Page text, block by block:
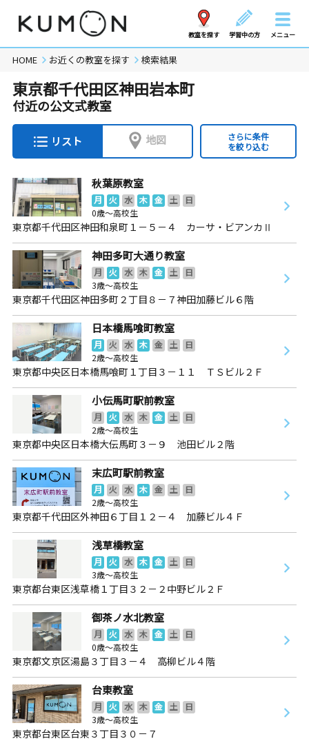
教室を探す 学習中の方 メニュー
HOME お近くの教室を探す 検索結果
東京都千代田区神田岩本町
付近の公文式教室
リスト 地図
さらに条件
を絞り込む
秋葉原教室
月 火 水 木 金 土
日
0歳～高校生
東京都千代田区神田和泉町１－５－４ カーサ・ビアンカⅡ
神田多町大通り教室
月 火 水 木 金 土
日
3歳～高校生
東京都千代田区神田多町２丁目８－７神田加藤ビル６階
日本橋馬喰町教室
月 火 水 木 金 土
日
2歳～高校生
東京都中央区日本橋馬喰町１丁目３－１１ ＴＳビル２Ｆ
小伝馬町駅前教室
月 火 水 木 金 土
日
2歳～高校生
東京都中央区日本橋大伝馬町３－９ 池田ビル２階
末広町駅前教室
月 火 水 木 金 土
日
2歳～高校生
東京都千代田区外神田６丁目１２－４ 加藤ビル４Ｆ
浅草橋教室
月 火 水 木 金 土
日
3歳～高校生
東京都台東区浅草橋１丁目３２－２中野ビル２Ｆ
御茶ノ水北教室
月 火 水 木 金 土
日
0歳～高校生
東京都文京区湯島３丁目３－４ 高柳ビル４階
台東教室
月 火 水 木 金 土
日
3歳～高校生
東京都台東区台東３丁目３０－７